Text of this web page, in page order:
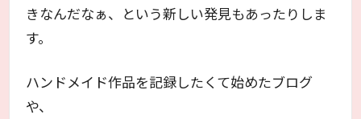
きなんだなぁ、という新しい発見もあったりしま
す。
ハンドメイド作品を記録したくて始めたブログ
や、